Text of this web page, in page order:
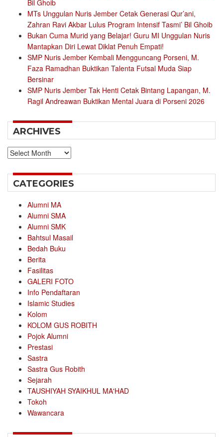
Bil Ghoib
MTs Unggulan Nuris Jember Cetak Generasi Qur’ani,
Zahran Ravi Akbar Lulus Program Intensif Tasmi’ Bil Ghoib
Bukan Cuma Murid yang Belajar! Guru MI Unggulan Nuris
Mantapkan Diri Lewat Diklat Penuh Empati!
SMP Nuris Jember Kembali Mengguncang Porseni, M.
Faza Ramadhan Buktikan Talenta Futsal Muda Siap
Bersinar
SMP Nuris Jember Tak Henti Cetak Bintang Lapangan, M.
Ragil Andreawan Buktikan Mental Juara di Porseni 2026
ARCHIVES
Archives
CATEGORIES
Alumni MA
Alumni SMA
Alumni SMK
Bahtsul Masail
Bedah Buku
Berita
Fasilitas
GALERI FOTO
Info Pendaftaran
Islamic Studies
Kolom
KOLOM GUS ROBITH
Pojok Alumni
Prestasi
Sastra
Sastra Gus Robith
Sejarah
TAUSHIYAH SYAIKHUL MA'HAD
Tokoh
Wawancara